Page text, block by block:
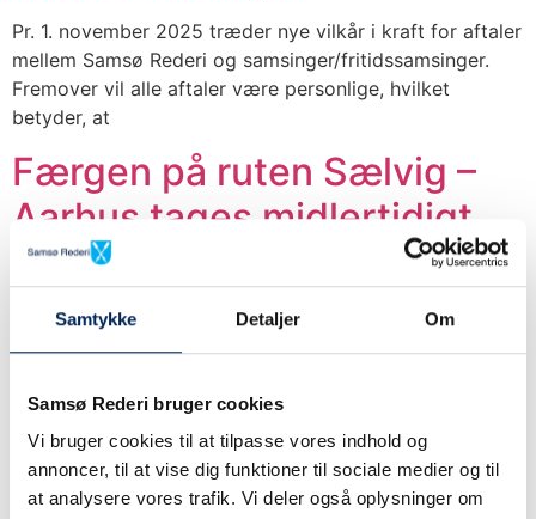
Samtykke Detaljer Om
Samsø Rederi bruger cookies
Vi bruger cookies til at tilpasse vores indhold og
annoncer, til at vise dig funktioner til sociale medier og til
at analysere vores trafik. Vi deler også oplysninger om
Pr. 1. november 2025 træder nye vilkår i kraft for aftaler
mellem Samsø Rederi og samsinger/fritidssamsinger.
Fremover vil alle aftaler være personlige, hvilket
betyder, at
Færgen på ruten Sælvig –
Aarhus tages midlertidigt
ud af drift
Der er konstateret skade på et leje i skibets gear, som
skal sendes til reparation i Tyskland. Færgen forventes
Havnefest i Hou d. 3.-5. juli
Skal du med færgen til Samsø i weekenden dagene